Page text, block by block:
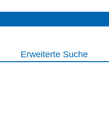
Erweiterte Suche